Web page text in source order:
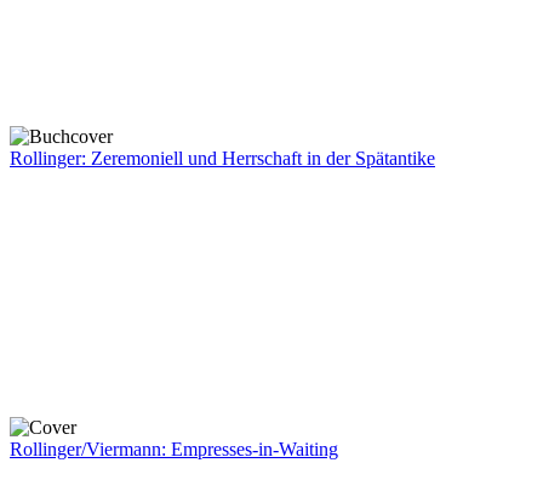
Rollinger: Zeremoniell und Herrschaft in der Spätantike
Rollinger/Viermann: Empresses-in-Waiting